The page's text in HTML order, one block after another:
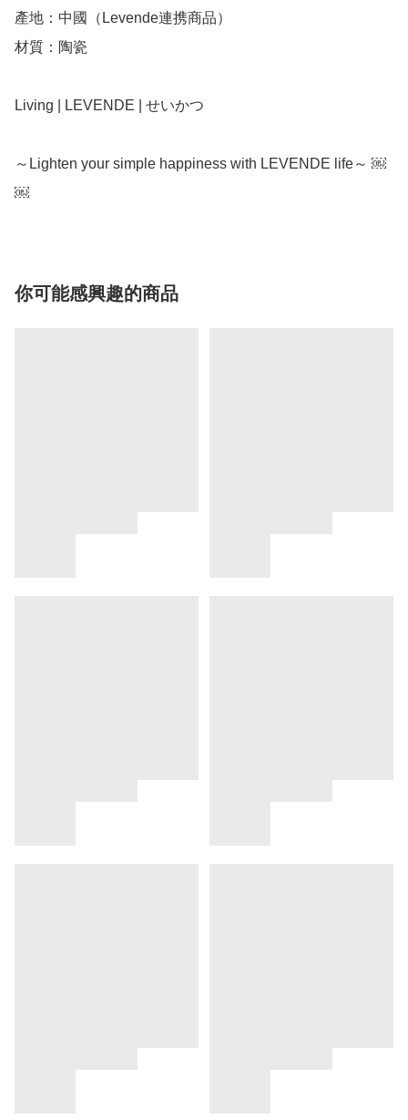
產地：中國（Levende連携商品）
材質：陶瓷
Living | LEVENDE | せいかつ
～Lighten your simple happiness with LEVENDE life～ ￼
￼
你可能感興趣的商品